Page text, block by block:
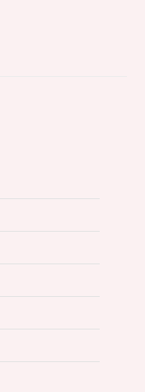
de
a la
de
en la
Sonora»